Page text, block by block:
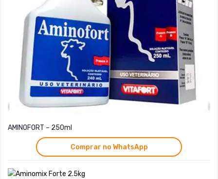
AMINOFORT – 250ml
Comprar no WhatsApp